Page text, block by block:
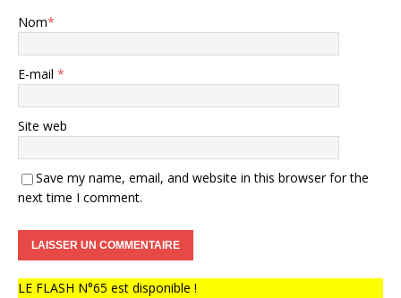
Nom*
E-mail *
Site web
Save my name, email, and website in this browser for the
next time I comment.
LE FLASH N°65 est disponible !